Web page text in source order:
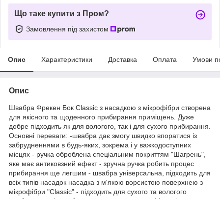
Що таке купити з Пром?
Замовлення під захистом
Опис Характеристики Доставка Оплата Умови
Опис
Швабра Фрекен Бок Classic з насадкою з мікрофібри створена
для якісного та щоденного прибирання приміщень. Дуже
добре підходить як для вологого, так і для сухого прибирання.
Основні переваги: -швабра дає змогу швидко впоратися із
забрудненнями в будь-яких, зокрема і у важкодоступних
місцях - ручка оброблена спеціальним покриттям "Шагрень",
яке має антиковзний ефект - зручна ручка робить процес
прибирання ще легшим - швабра універсальна, підходить для
всіх типів насадок насадка з м'якою ворсистою поверхнею з
мікрофібри "Classic" - підходить для сухого та вологого